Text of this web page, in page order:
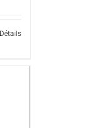
Détails